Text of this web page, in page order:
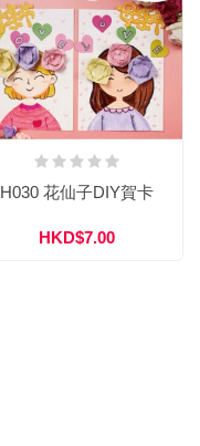
H030 花仙子DIY賀卡
HKD$7.00